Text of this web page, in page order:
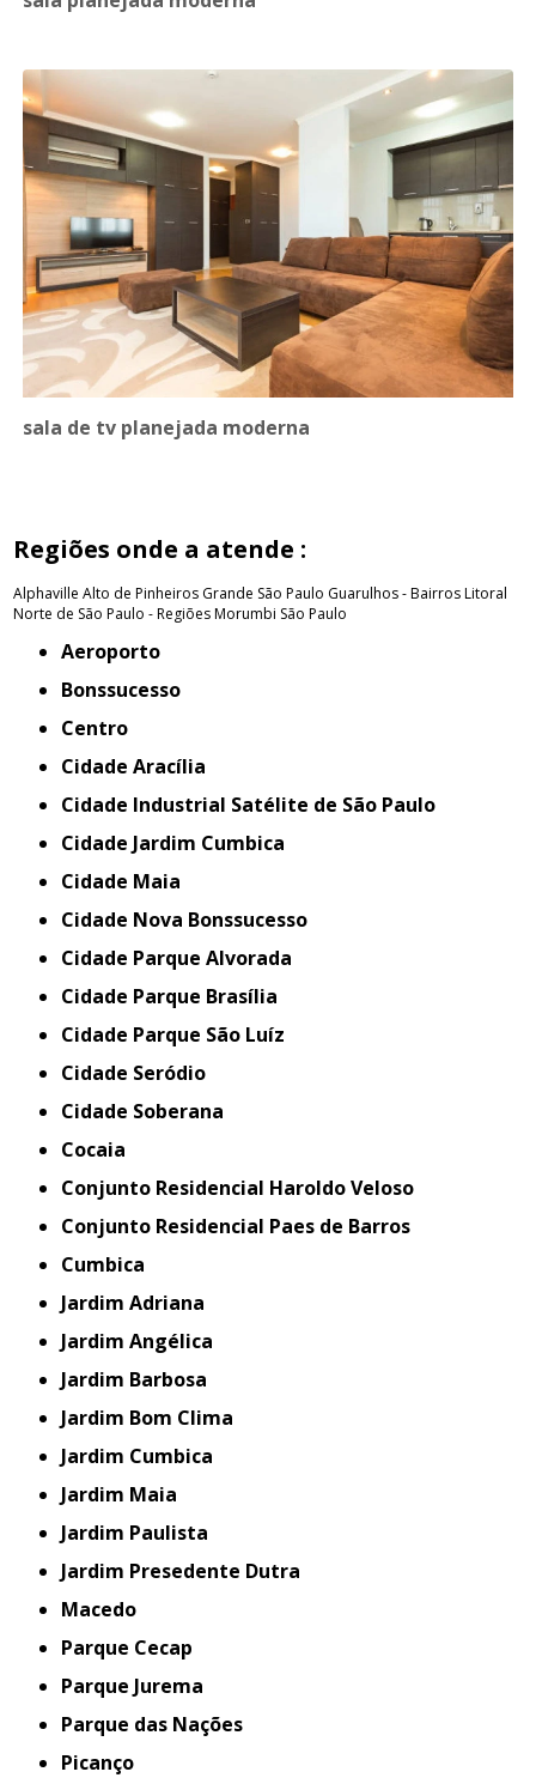
sala de tv planejada moderna
Regiões onde a atende :
Alphaville Alto de Pinheiros Grande São Paulo Guarulhos - BairrosLitoral
Norte de São Paulo - RegiõesMorumbi São Paulo
Aeroporto
Bonssucesso
Centro
Cidade Aracília
Cidade Industrial Satélite de São Paulo
Cidade Jardim Cumbica
Cidade Maia
Cidade Nova Bonssucesso
Cidade Parque Alvorada
Cidade Parque Brasília
Cidade Parque São Luíz
Cidade Seródio
Cidade Soberana
Cocaia
Conjunto Residencial Haroldo Veloso
Conjunto Residencial Paes de Barros
Cumbica
Jardim Adriana
Jardim Angélica
Jardim Barbosa
Jardim Bom Clima
Jardim Cumbica
Jardim Maia
Jardim Paulista
Jardim Presedente Dutra
Macedo
Parque Cecap
Parque Jurema
Parque das Nações
Picanço